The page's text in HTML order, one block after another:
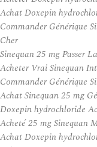
Achat Doxepin
Commander Générique
Cher
Sinequan 25 mg Passer
Acheter Vrai Sinequan
Commander Générique
Achat Sinequan 25 mg
Doxepin hydrochloride
Acheté 25 mg Sinequan
Achat Doxepin